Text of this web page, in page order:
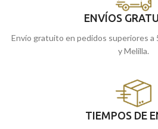
ENVÍOS
Envío gratuito en pedidos superiores a
y Melilla.
TIEMPOS DE